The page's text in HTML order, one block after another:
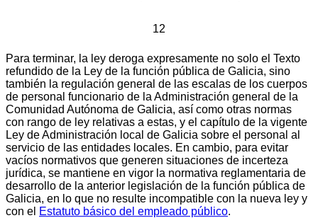
12
Para terminar, la ley deroga expresamente no solo el Texto
refundido de la Ley de la función pública de Galicia, sino
también la regulación general de las escalas de los cuerpos
de personal funcionario de la Administración general de la
Comunidad Autónoma de Galicia, así como otras normas
con rango de ley relativas a estas, y el capítulo de la vigente
Ley de Administración local de Galicia sobre el personal al
servicio de las entidades locales. En cambio, para evitar
vacíos normativos que generen situaciones de incerteza
jurídica, se mantiene en vigor la normativa reglamentaria de
desarrollo de la anterior legislación de la función pública de
Galicia, en lo que no resulte incompatible con la nueva ley y
con el Estatuto básico del empleado público.